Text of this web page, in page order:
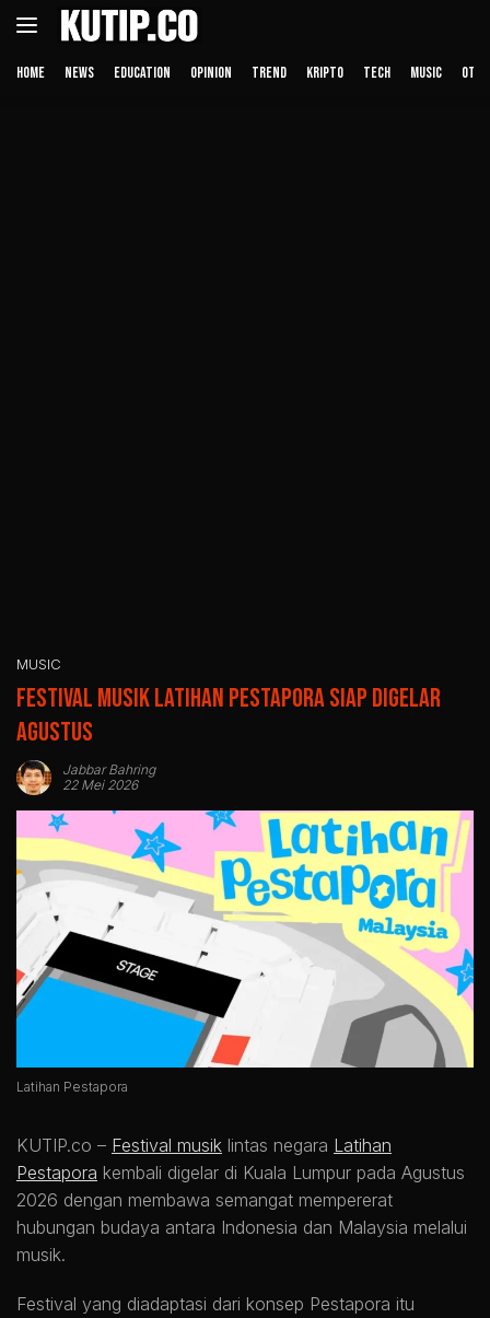
Langsung
HOME NEWS EDUCATION OPINION TREND KRIPTO TECH MUSIC
MUSIC
Festival Musik Latihan Pestapora Siap Digelar
Agustus
Jabbar Bahring
22 Mei 2026
Latihan Pestapora
KUTIP.co – Festival musik lintas negara Latihan
Pestapora kembali digelar di Kuala Lumpur pada Agustus
2026 dengan membawa semangat mempererat
hubungan budaya antara Indonesia dan Malaysia melalui
musik.
Festival yang diadaptasi dari konsep Pestapora itu